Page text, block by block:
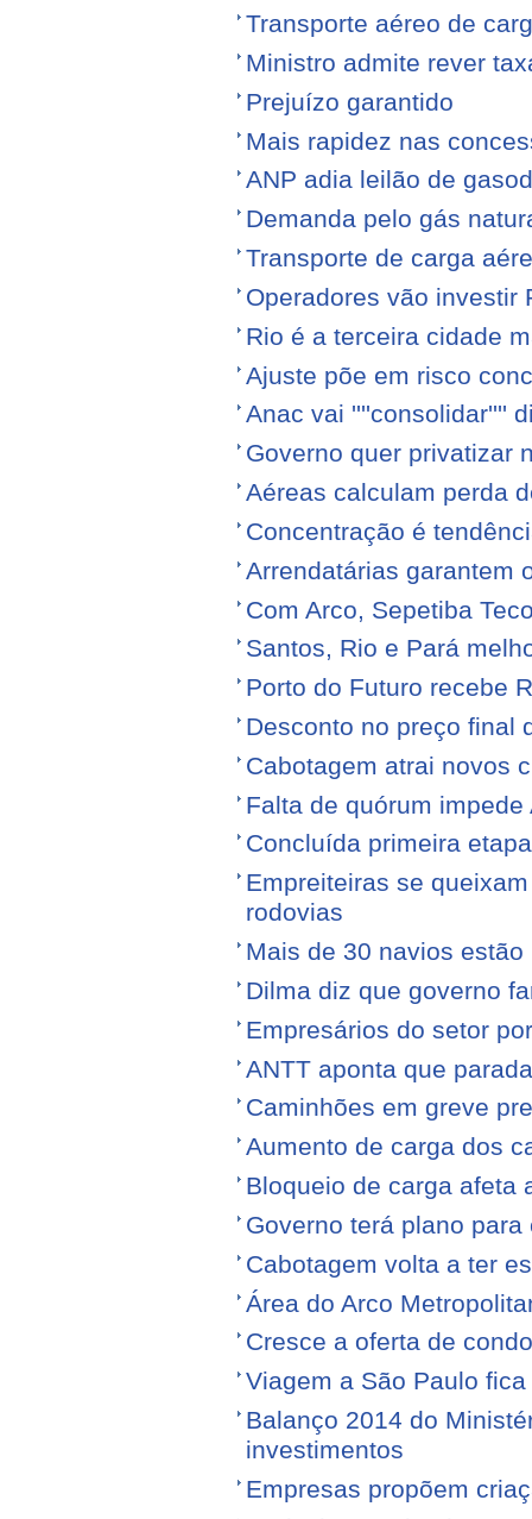
Transporte aéreo de
Ministro admite rever
Prejuízo garantido
Mais rapidez nas
ANP adia leilão de
Demanda pelo gás
Transporte de carga
Operadores vão investir
Rio é a terceira cidade
Ajuste põe em risco
Anac vai ''''consolidar''''
Governo quer privatizar
Aéreas calculam perda
Concentração é
Arrendatárias garantem
Com Arco, Sepetiba
Santos, Rio e Pará
Porto do Futuro recebe
Desconto no preço final
Cabotagem atrai novos
Falta de quórum
Concluída primeira
Empreiteiras se
rodovias
Mais de 30 navios
Dilma diz que governo
Empresários do setor
ANTT aponta que
Caminhões em greve
Aumento de carga dos
Bloqueio de carga afeta
Governo terá plano
Cabotagem volta a ter
Área do Arco
Cresce a oferta de
Viagem a São Paulo
Balanço 2014 do
investimentos
Empresas propõem